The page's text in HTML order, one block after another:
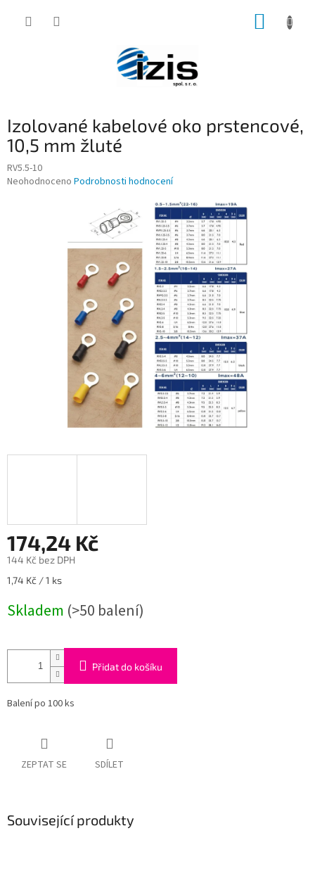
Izolované kabelové oko prstencové,
10,5 mm žluté
RV5.5-10
Průměrné
Neohodnoceno Podrobnosti hodnocení
174,24 Kč
144 Kč bez DPH
Měrná
1,74 Kč / 1 ks
Skladem (>50 balení)
Přidat do košíku
Balení po 100 ks
ZEPTAT SE SDÍLET
Související produkty